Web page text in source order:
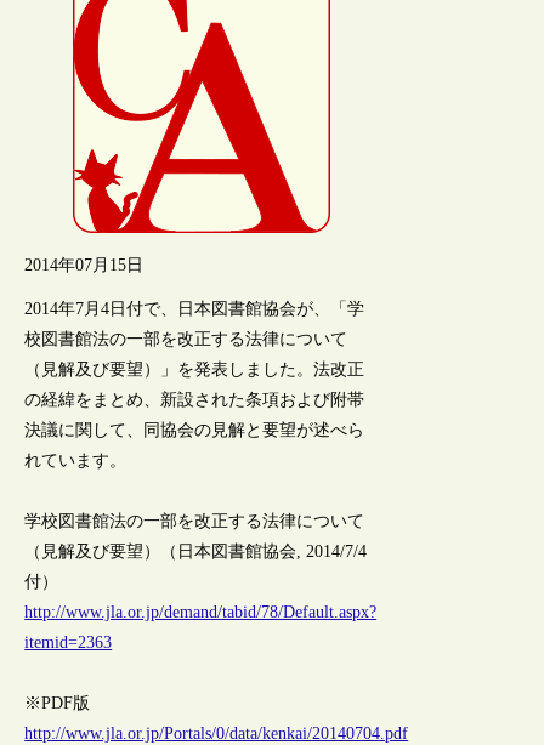
2014年07月15日
2014年7月4日付で、日本図書館協会が、「学
校図書館法の一部を改正する法律について
（見解及び要望）」を発表しました。法改正
の経緯をまとめ、新設された条項および附帯
決議に関して、同協会の見解と要望が述べら
れています。
学校図書館法の一部を改正する法律について
（見解及び要望）（日本図書館協会, 2014/7/4
付）
http://www.jla.or.jp/demand/tabid/78/Default.aspx?
itemid=2363
※PDF版
http://www.jla.or.jp/Portals/0/data/kenkai/20140704.pdf